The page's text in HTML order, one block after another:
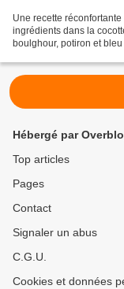
Une recette
ingrédients dans la
boulghour, potiron et
Hébergé par
Top articles
Pages
Contact
Signaler un abus
C.G.U.
Cookies et données